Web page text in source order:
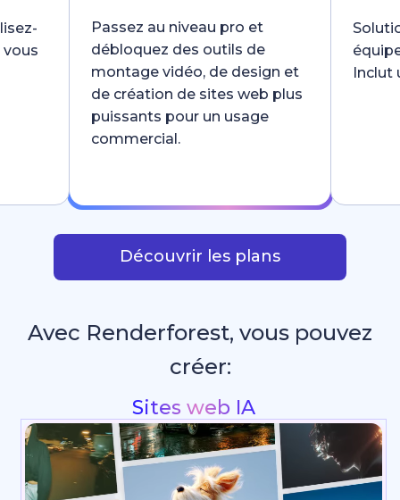
Passez au niveau pro et
débloquez des outils de
montage vidéo, de design et
de création de sites web plus
puissants pour un usage
commercial.
Inclut
Découvrir les plans
Avec Renderforest, vous pouvez
créer:
Intros & animations de logo